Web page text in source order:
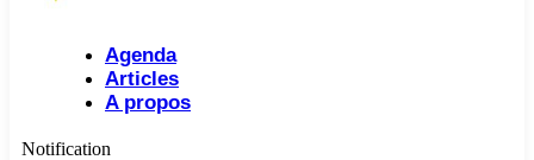
Agenda
Articles
A propos
Notification